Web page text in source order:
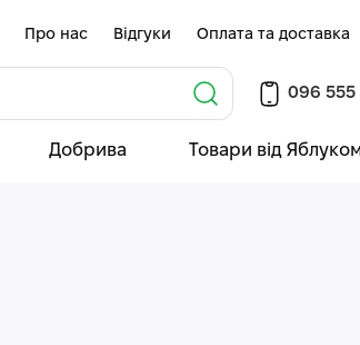
Про нас Відгуки Оплата та доставка
096 555
Добрива Товари від